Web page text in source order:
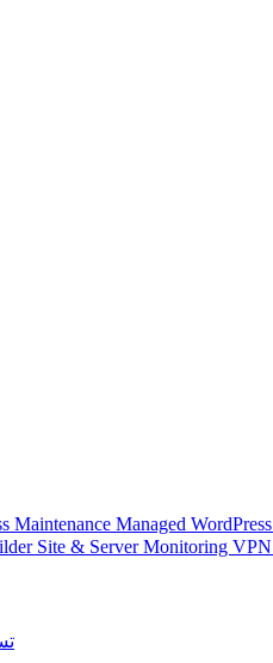
Maintenance Managed WordPress
Site & Server Monitoring VPN